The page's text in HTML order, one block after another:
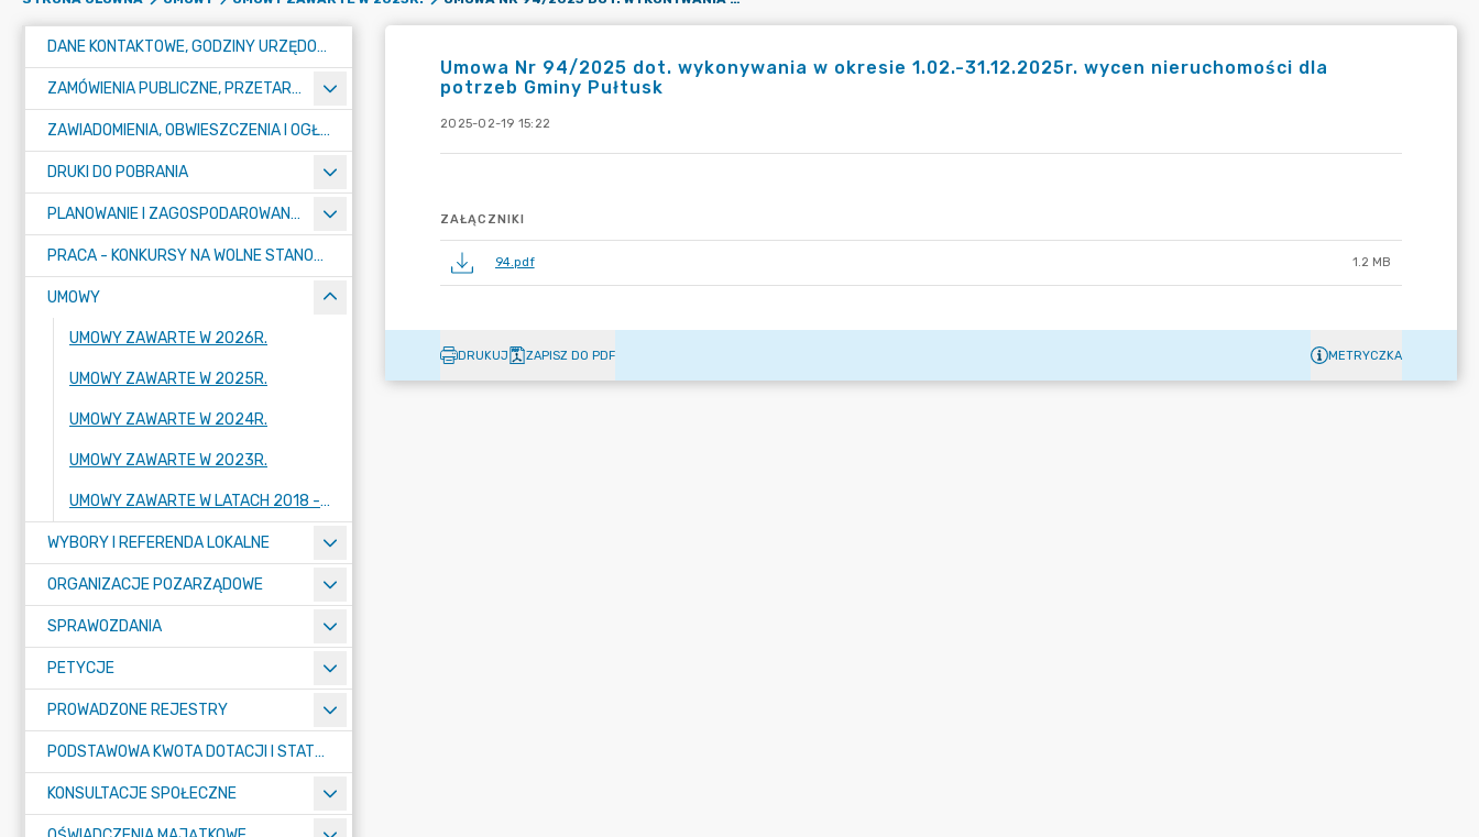
DANE KONTAKTOWE, GODZINY URZĘDOWANIA I NUMER KONTA BANKOWEGO
ZAMÓWIENIA PUBLICZNE, PRZETARGI, KONKURSY
ZAWIADOMIENIA, OBWIESZCZENIA I OGŁOSZENIA
DRUKI DO POBRANIA
PLANOWANIE I ZAGOSPODAROWANIE PRZESTRZENNE
PRACA - KONKURSY NA WOLNE STANOWISKA
UMOWY
UMOWY ZAWARTE W 2026R.
UMOWY ZAWARTE W 2025R.
UMOWY ZAWARTE W 2024R.
UMOWY ZAWARTE W 2023R.
UMOWY ZAWARTE W LATACH 2018 - 2022
WYBORY I REFERENDA LOKALNE
ORGANIZACJE POZARZĄDOWE
SPRAWOZDANIA
PETYCJE
PROWADZONE REJESTRY
PODSTAWOWA KWOTA DOTACJI I STATYSTYCZNA LICZBA UCZNIÓW
KONSULTACJE SPOŁECZNE
Umowa Nr 94/2025 dot. wykonywania w okresie 1.02.-31.12.2025r. wycen nieruchomości dla
potrzeb Gminy Pułtusk
2025-02-19 15:22
ZAŁĄCZNIKI
94.pdf 1.2 MB
DRUKUJ ZAPISZ DO PDF METRYCZKA